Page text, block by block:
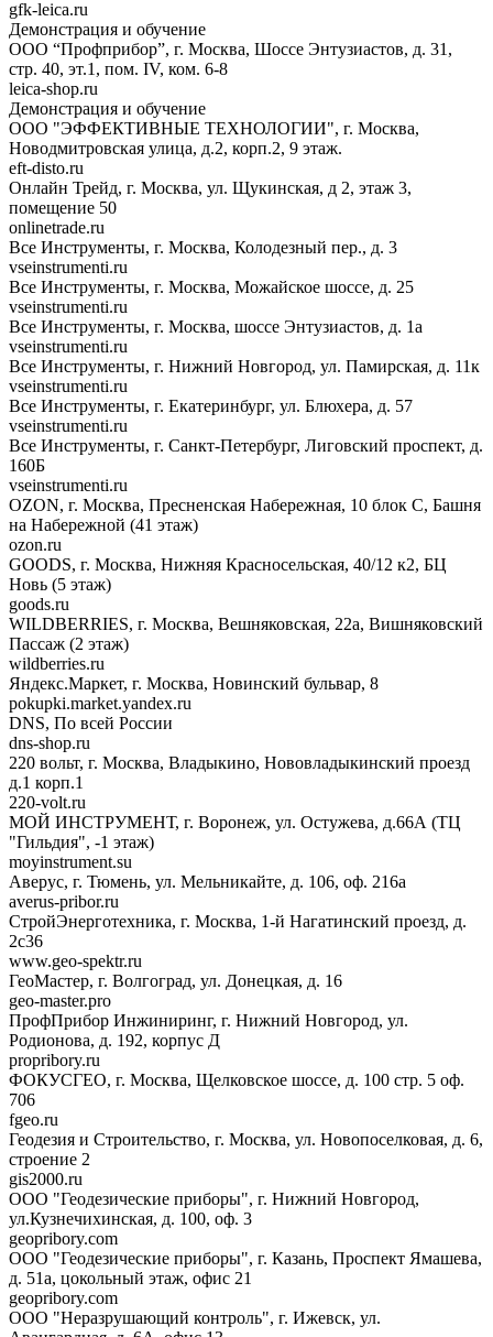
gfk-leica.ru
Демонстрация и обучение
ООО “Профприбор”, г. Москва, Шоссе Энтузиастов, д. 31,
стр. 40, эт.1, пом. IV, ком. 6-8
leica-shop.ru
Демонстрация и обучение
ООО "ЭФФЕКТИВНЫЕ ТЕХНОЛОГИИ", г. Москва,
Новодмитровская улица, д.2, корп.2, 9 этаж.
eft-disto.ru
Онлайн Трейд, г. Москва, ул. Щукинская, д 2, этаж 3,
помещение 50
onlinetrade.ru
Все Инструменты, г. Москва, Колодезный пер., д. 3
vseinstrumenti.ru
Все Инструменты, г. Москва, Можайское шоссе, д. 25
vseinstrumenti.ru
Все Инструменты, г. Москва, шоссе Энтузиастов, д. 1а
vseinstrumenti.ru
Все Инструменты, г. Нижний Новгород, ул. Памирская, д. 11к
vseinstrumenti.ru
Все Инструменты, г. Екатеринбург, ул. Блюхера, д. 57
vseinstrumenti.ru
Все Инструменты, г. Санкт-Петербург, Лиговский проспект, д.
160Б
vseinstrumenti.ru
OZON, г. Москва, Пресненская Набережная, 10 блок С, Башня
на Набережной (41 этаж)
ozon.ru
GOODS, г. Москва, Нижняя Красносельская, 40/12 к2, БЦ
Новь (5 этаж)
goods.ru
WILDBERRIES, г. Москва, Вешняковская, 22а, Вишняковский
Пассаж (2 этаж)
wildberries.ru
Яндекс.Маркет, г. Москва, Новинский бульвар, 8
pokupki.market.yandex.ru
DNS, По всей России
dns-shop.ru
220 вольт, г. Москва, Владыкино, Нововладыкинский проезд
д.1 корп.1
220-volt.ru
МОЙ ИНСТРУМЕНТ, г. Воронеж, ул. Остужева, д.66А (ТЦ
"Гильдия", -1 этаж)
moyinstrument.su
Аверус, г. Тюмень, ул. Мельникайте, д. 106, оф. 216а
averus-pribor.ru
СтройЭнерготехника, г. Москва, 1-й Нагатинский проезд, д.
2с36
www.geo-spektr.ru
ГеоМастер, г. Волгоград, ул. Донецкая, д. 16
geo-master.pro
ПрофПрибор Инжиниринг, г. Нижний Новгород, ул.
Родионова, д. 192, корпус Д
propribory.ru
ФОКУСГЕО, г. Москва, Щелковское шоссе, д. 100 стр. 5 оф.
706
fgeo.ru
Геодезия и Строительство, г. Москва, ул. Новопоселковая, д. 6,
строение 2
gis2000.ru
ООО "Геодезические приборы", г. Нижний Новгород,
ул.Кузнечихинская, д. 100, оф. 3
geopribory.com
ООО "Геодезические приборы", г. Казань, Проспект Ямашева,
д. 51а, цокольный этаж, офис 21
geopribory.com
ООО "Неразрушающий контроль", г. Ижевск, ул.